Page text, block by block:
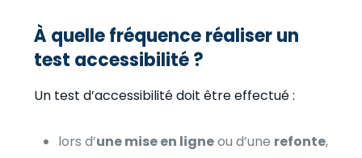
À quelle fréquence réaliser un
test accessibilité ?
Un test d’accessibilité doit être effectué :
lors d’une mise en ligneou d’une refonte,